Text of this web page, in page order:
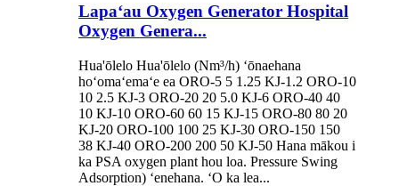
Lapaʻau Oxygen Generator Hospital
Oxygen Genera...
Hua'ōlelo Hua'ōlelo (Nm³/h) ʻōnaehana
hoʻomaʻemaʻe ea ORO-5 5 1.25 KJ-1.2 ORO-10
10 2.5 KJ-3 ORO-20 20 5.0 KJ-6 ORO-40 40
10 KJ-10 ORO-60 60 15 KJ-15 ORO-80 80 20
KJ-20 ORO-100 100 25 KJ-30 ORO-150 150
38 KJ-40 ORO-200 200 50 KJ-50 Hana mākou i
ka PSA oxygen plant hou loa. Pressure Swing
Adsorption) ʻenehana. ʻO ka lea...